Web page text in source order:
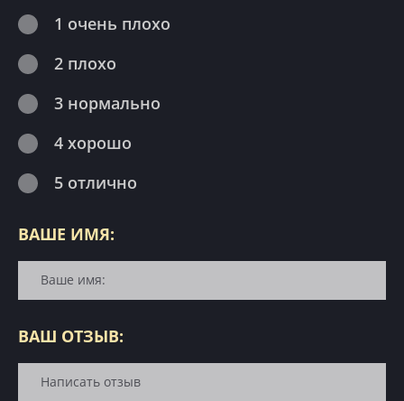
1 очень плохо
2 плохо
3 нормально
4 хорошо
5 отлично
ВАШЕ ИМЯ:
ВАШ ОТЗЫВ: